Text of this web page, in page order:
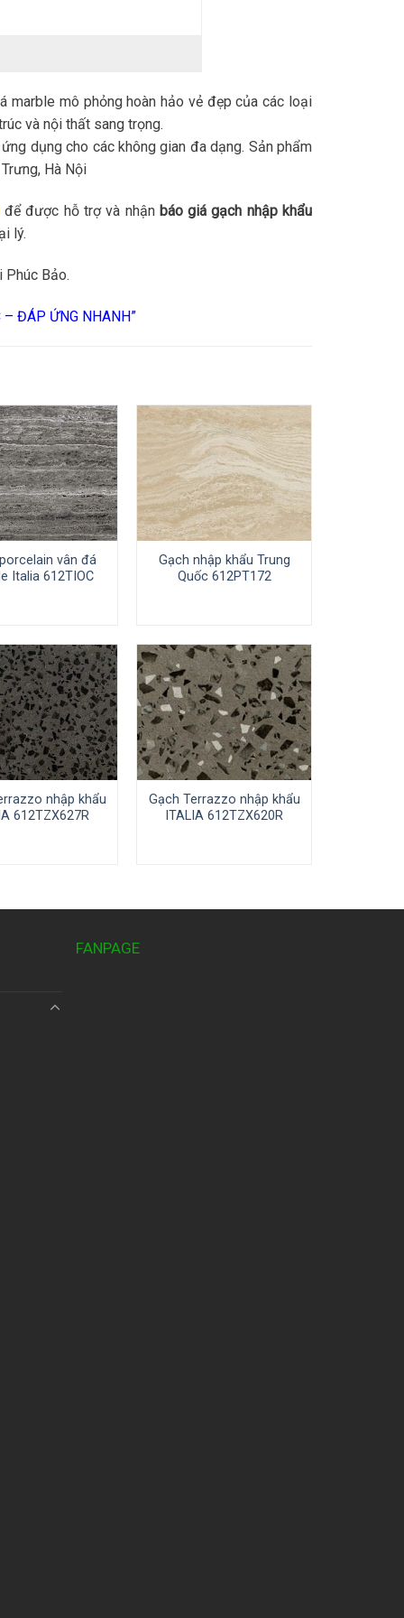
marble mô phỏng hoàn hảo vẻ đẹp của các loại
và nội thất sang trọng.
dụng cho các không gian đa dạng. Sản phẩm
Hà Nội
để được hỗ trợ và nhận báo giá gạch nhập khẩu
lý.
Phúc Bảo.
– ĐÁP ỨNG NHANH”
vân đá
Italia 612TIOC
Gạch nhập khẩu Trung
Quốc 612PT172
nhập khẩu
612TZX627R
Gạch Terrazzo nhập khẩu
ITALIA 612TZX620R
FANPAGE